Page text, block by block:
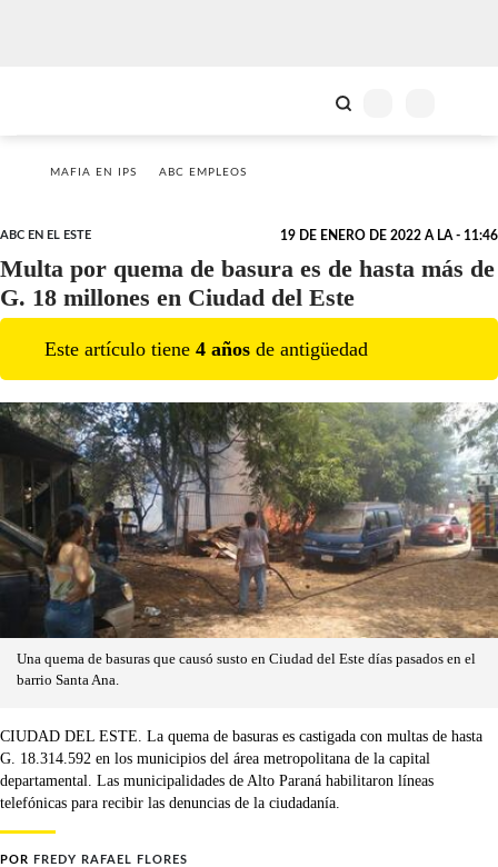
MAFIA EN IPS ABC EMPLEOS
ABC EN EL ESTE 19 DE ENERO DE 2022 A LA - 11:46
Multa por quema de basura es de hasta más de
G. 18 millones en Ciudad del Este
Este artículo tiene 4 años de antigüedad
Una quema de basuras que causó susto en Ciudad del Este días pasados en el
barrio Santa Ana.
CIUDAD DEL ESTE. La quema de basuras es castigada con multas de hasta
G. 18.314.592 en los municipios del área metropolitana de la capital
departamental. Las municipalidades de Alto Paraná habilitaron líneas
telefónicas para recibir las denuncias de la ciudadanía.
POR FREDY RAFAEL FLORES